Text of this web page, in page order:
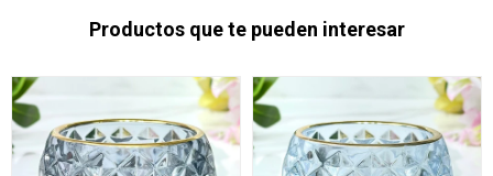
Productos que te pueden interesar